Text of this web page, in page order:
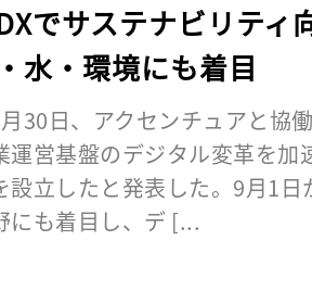
でサステナビリティ
水・環境にも着目
30日、アクセンチュアと協
運営基盤のデジタル変革を
設立したと発表した。9月1
にも着目し、デ [...